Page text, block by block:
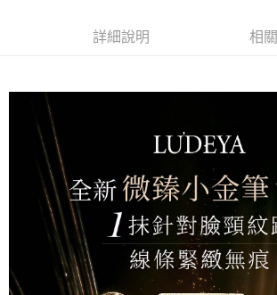
3.實際核准額度、可分期數及費用金額請依後續交易確
1.分期款項不併入電信帳單，「大哥付你分期」於每
醒簡訊。
2.透過簡訊連結打開帳單後，可選擇「超商條碼／台
帳／街口支付／iPASS MONEY」等通路繳費。
【注意事項】
1.本服務係由「台灣大哥大股份有限公司」（以下簡
用戶於交易時，得透過本服務購買商品或服務，並由
買賣價金債權讓與本公司後，依約使用本公司帳單繳
2.基於同意付款使用「大哥付你分期」之契約關係目
資料（包含姓名、電話或地址）提供予台灣大哥大進
由本公司與您本人進行分期帳單所需資料之確認、核
【「AFTEE先享後付」結帳流程】
１．於結帳方式選擇「AFTEE先享後付」後，將跳轉
結帳頁面，進行簡訊認證並確認金額後，即可完成結帳
２．訂單成立數日內，您將收到繳費通知簡訊。
３．收到繳費通知簡訊後14天內，點擊此簡訊中的連
ATM／網路銀行／等多元方式進行付款，方視為交易
※ 請注意：結帳手續完成當下不需立刻繳費，但若您
購買商品的店家。未經商家同意取消之訂單仍視為有
後付繳納相關費用。
※ 交易是否成功請以「AFTEE先享後付 」之結帳頁面
是否繳費成功／繳費後需取消欲退款等相關疑問，請
全家取貨付款
每筆NT$100，滿NT$500(含以上)免運費
付款後全家取貨
每筆NT$100，滿NT$500(含以上)免運費
萊爾富取貨付款
每筆NT$100，滿NT$500(含以上)免運費
付款後萊爾富取貨
每筆NT$100，滿NT$500(含以上)免運費
詳細說明 相